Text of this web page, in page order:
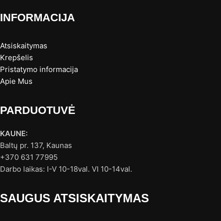
INFORMACIJA
Atsiskaitymas
Krepšelis
Pristatymo informacija
Apie Mus
PARDUOTUVĖ
KAUNE:
Baltų pr. 137, Kaunas
+370 631 77995
Darbo laikas: I-V 10-18val. VI 10-14val.
SAUGUS ATSISKAITYMAS